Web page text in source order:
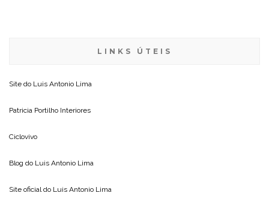
LINKS ÚTEIS
Site do Luis Antonio Lima
Patricia Portilho Interiores
Ciclovivo
Blog do Luis Antonio Lima
Site oficial do Luis Antonio Lima